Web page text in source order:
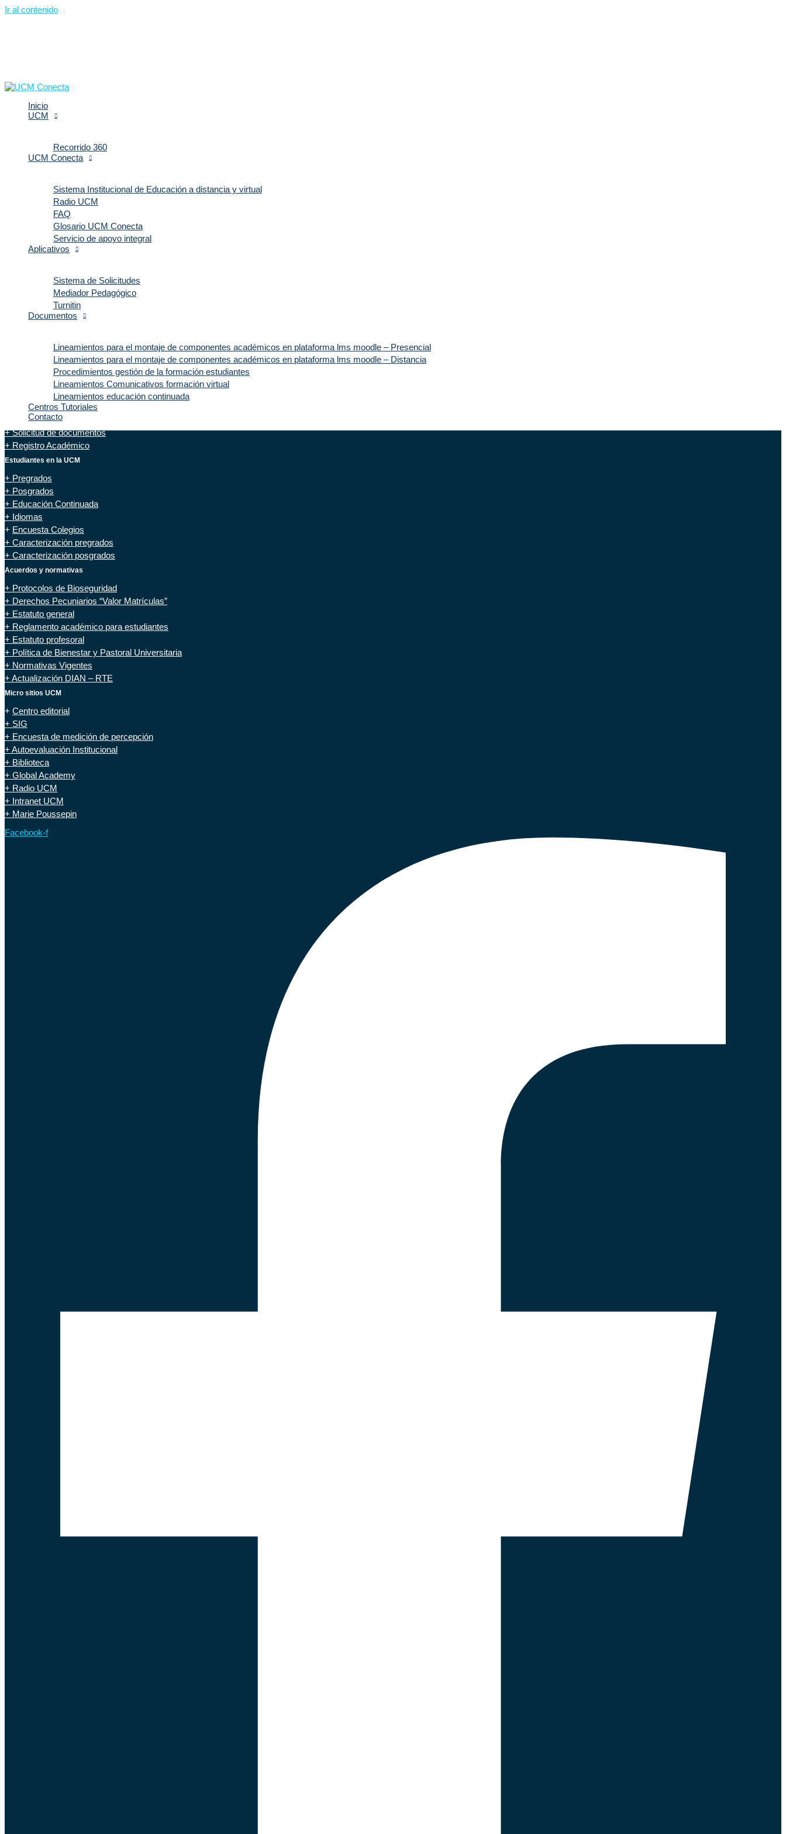
Ir al contenido
Inicio
UCM
Recorrido 360
UCM Conecta
Sistema Institucional de Educación a distancia y virtual
Radio UCM
FAQ
Glosario UCM Conecta
Servicio de apoyo integral
Aplicativos
Sistema de Solicitudes
Mediador Pedagógico
Turnitin
Documentos
Lineamientos para el montaje de componentes académicos en plataforma lms moodle – Presencial
Lineamientos para el montaje de componentes académicos en plataforma lms moodle – Distancia
Procedimientos gestión de la formación estudiantes
Lineamientos Comunicativos formación virtual
Lineamientos educación continuada
Centros Tutoriales
Contacto
Rutas Mediaciones
A continuación se brindan las orientaciones prácticas para el diligenciamiento de las diferentes mediación pedagógica, acorde con los procedimiento establecidos por la
RUTA UDPROCO
RUTA UDPROCO SEMINARIO
Trabajamos en alianza con:
+ SIGA – Estudiantes
+ SIGA – Profesores
+ SIGA – Graduados
+ Certificación de eventos y congresos
+ Solicitud desprendibles de nómina
+ Solicitud de documentos
+ Registro Académico
Estudiantes en la UCM
+ Pregrados
+ Posgrados
+ Educación Continuada
+ Idiomas
+ Encuesta Colegios
+ Caracterización pregrados
+ Caracterización posgrados
Acuerdos y normativas
+ Protocolos de Bioseguridad
+ Derechos Pecuniarios “Valor Matrículas”
+ Estatuto general
+ Reglamento académico para estudiantes
+ Estatuto profesoral
+ Política de Bienestar y Pastoral Universitaria
+ Normativas Vigentes
+ Actualización DIAN – RTE
Micro sitios UCM
+ Centro editorial
+ SIG
+ Encuesta de medición de percepción
+ Autoevaluación Institucional
+ Biblioteca
+ Global Academy
+ Radio UCM
+ Intranet UCM
+ Marie Poussepin
Facebook-f